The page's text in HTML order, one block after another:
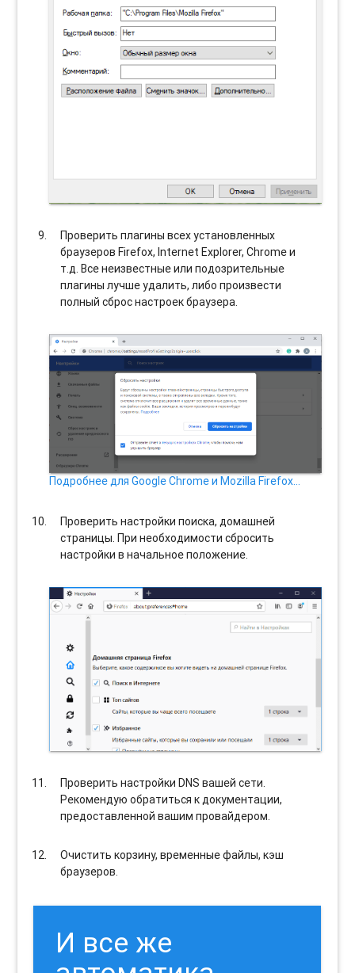
Проверить плагины всех установленных
браузеров Firefox, Internet Explorer, Chrome и
т.д. Все неизвестные или подозрительные
плагины лучше удалить, либо произвести
полный сброс настроек браузера.
Подробнее для Google Chrome и Mozilla Firefox…
Проверить настройки поиска, домашней
страницы. При необходимости сбросить
настройки в начальное положение.
Проверить настройки DNS вашей сети.
Рекомендую обратиться к документации,
предоставленной вашим провайдером.
Очистить корзину, временные файлы, кэш
браузеров.
И все же